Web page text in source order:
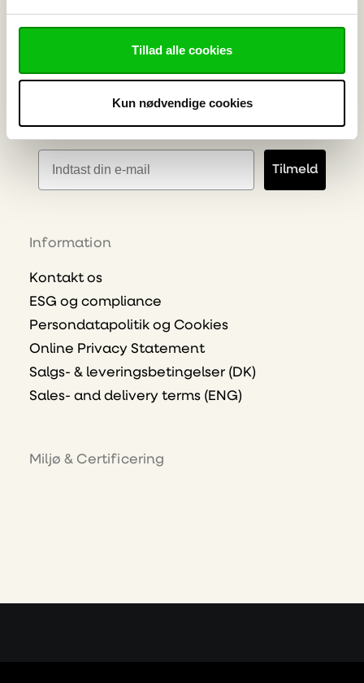
Tillad alle cookies
Kun nødvendige cookies
Vælg ønskede emner
Skilt & Reklame
Bygge- og Interiør Plast
Industriteknisk Plast
E-mailadresse
Tilmeld
Information
Kontakt os
ESG og compliance
Persondatapolitik og Cookies
Online Privacy Statement
Salgs- & leveringsbetingelser (DK)
Sales- and delivery terms (ENG)
Miljø & Certificering